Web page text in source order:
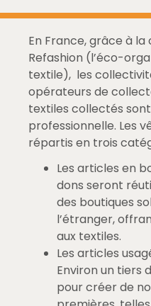
En France, grâce à
Refashion (l’éco-
textile), les
opérateurs de
textiles collectés
professionnelle. Les
répartis en trois
Les articles en
dons seront
des boutiques
l’étranger,
aux textiles.
Les articles
Environ un tiers
pour créer de